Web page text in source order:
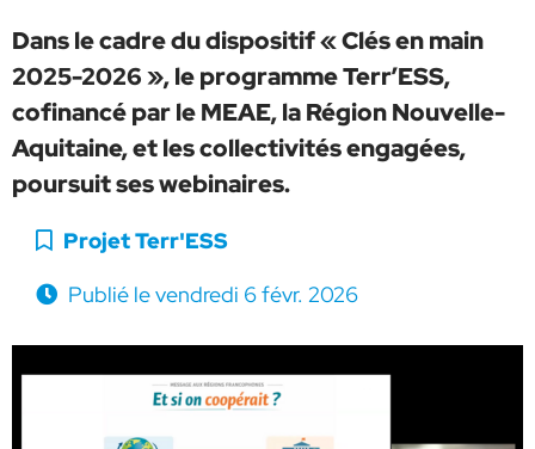
Dans le cadre du dispositif « Clés en main
2025-2026 », le programme Terr’ESS,
cofinancé par le MEAE, la Région Nouvelle-
Aquitaine, et les collectivités engagées,
poursuit ses webinaires.
Catégorie :
Projet Terr'ESS
Publié levendredi 6 févr. 2026